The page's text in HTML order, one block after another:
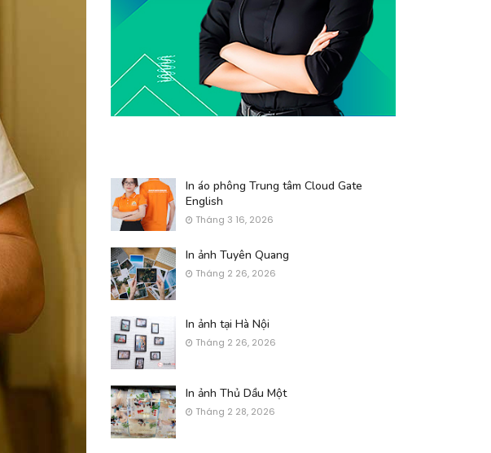
In áo phông Trung tâm Cloud Gate
English
Tháng 3 16, 2026
In ảnh Tuyên Quang
Tháng 2 26, 2026
In ảnh tại Hà Nội
Tháng 2 26, 2026
In ảnh Thủ Dầu Một
Tháng 2 28, 2026